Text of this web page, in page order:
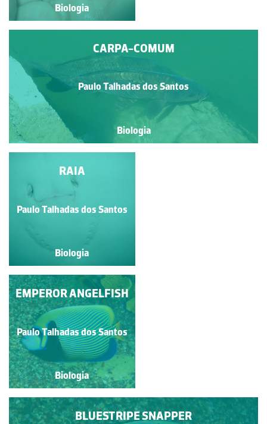
Biologia
Biologia
CARPA-COMUM
Paulo Talhadas dos Santos
Biologia
LOVELY HATCHETFISH
Paulo Talhadas dos Santos
Biologia
RAIA
Paulo Talhadas dos Santos
Biologia
SALEMAS
Paulo Talhadas dos Santos
Biologia
BLUESTRIPE SNAPPER
EMPEROR ANGELFISH
Paulo Talhadas dos Santos
Biologia